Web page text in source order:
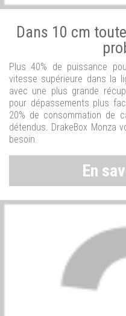
Dans 10 cm
Plus 40% de puissance
vitesse supérieure dans la
avec une plus grande
pour dépassements plus
20% de consommation de
détendus. DrakeBox Monza
besoin.
En